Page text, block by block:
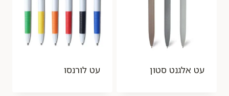
עט אלגנט סטון עט לורנסו